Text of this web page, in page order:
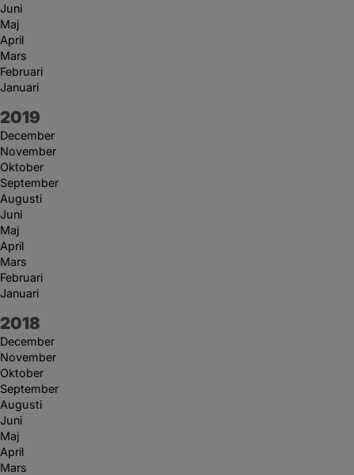
Juni
Maj
April
Mars
Februari
Januari
År:
2019
December
November
Oktober
September
Augusti
Juni
Maj
April
Mars
Februari
Januari
År:
2018
December
November
Oktober
September
Augusti
Juni
Maj
April
Mars